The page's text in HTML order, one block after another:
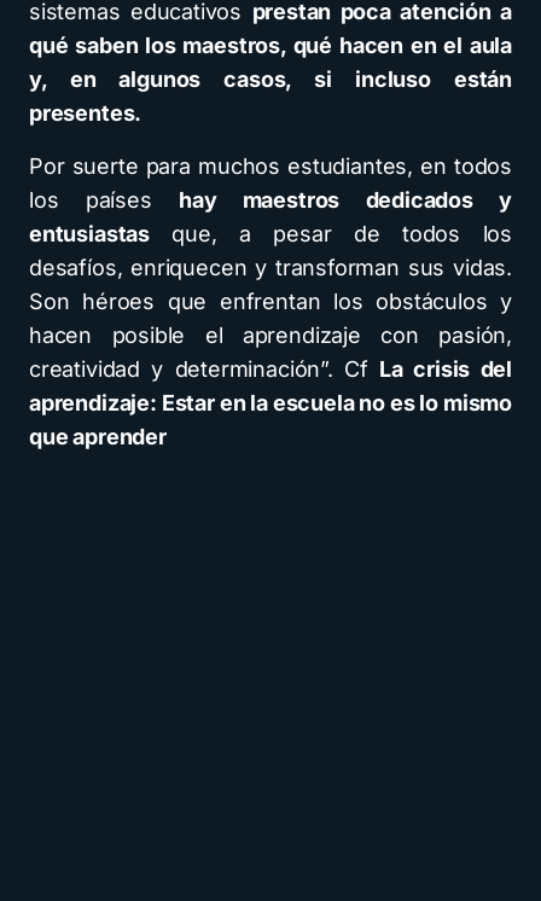
sistemas educativos prestan poca atención a
qué saben los maestros, qué hacen en el aula
y, en algunos casos, si incluso están
presentes.
Por suerte para muchos estudiantes, en todos
los países hay maestros dedicados y
entusiastas que, a pesar de todos los
desafíos, enriquecen y transforman sus vidas.
Son héroes que enfrentan los obstáculos y
hacen posible el aprendizaje con pasión,
creatividad y determinación”. Cf La crisis del
aprendizaje: Estar en la escuela no es lo mismo
que aprender